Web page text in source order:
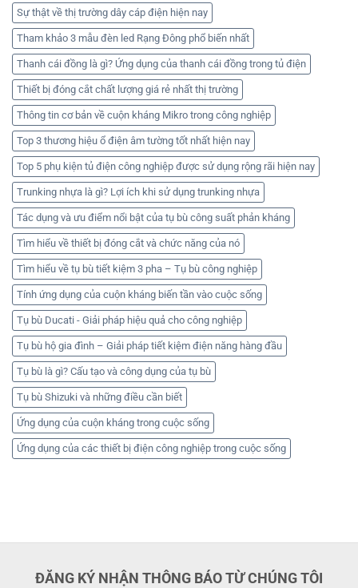
Sự thật về thị trường dây cáp điện hiện nay
Tham khảo 3 mẫu đèn led Rạng Đông phổ biến nhất
Thanh cái đồng là gì? Ứng dụng của thanh cái đồng trong tủ điện
Thiết bị đóng cắt chất lượng giá rẻ nhất thị trường
Thông tin cơ bản về cuộn kháng Mikro trong công nghiệp
Top 3 thương hiệu ổ điện âm tường tốt nhất hiện nay
Top 5 phụ kiện tủ điện công nghiệp được sử dụng rộng rãi hiện nay
Trunking nhựa là gì? Lợi ích khi sử dụng trunking nhựa
Tác dụng và ưu điểm nổi bật của tụ bù công suất phản kháng
Tìm hiểu về thiết bị đóng cắt và chức năng của nó
Tìm hiểu về tụ bù tiết kiệm 3 pha – Tụ bù công nghiệp
Tính ứng dụng của cuộn kháng biến tần vào cuộc sống
Tụ bù Ducati - Giải pháp hiệu quả cho công nghiệp
Tụ bù hộ gia đình – Giải pháp tiết kiệm điện năng hàng đầu
Tụ bù là gì? Cấu tạo và công dụng của tụ bù
Tụ bù Shizuki và những điều cần biết
Ứng dụng của cuộn kháng trong cuộc sống
Ứng dụng của các thiết bị điện công nghiệp trong cuộc sống
ĐĂNG KÝ NHẬN THÔNG BÁO TỪ CHÚNG TÔI